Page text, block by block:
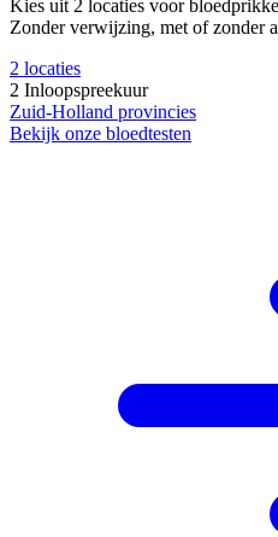
Kies uit 2 locaties voor
Zonder verwijzing, met of zonder
2 locaties
2 Inloopspreekuur
Zuid-Holland provincies
Bekijk onze bloedtesten